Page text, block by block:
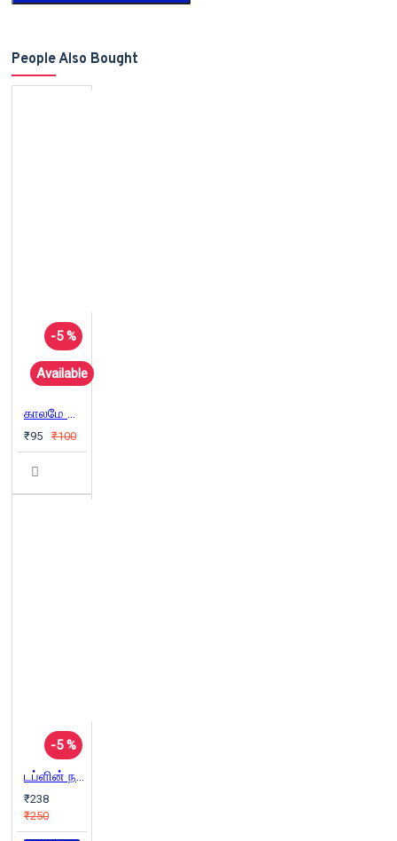
People Also Bought
-5 %
Available
காலமே வெளி அறிவியல் புனைகதைகள்
₹95 ₹100
-5 %
டப்ளின் நகரத்தார்
₹238
₹250